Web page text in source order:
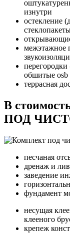
изнутри
остекление
межэтажное
перегородки
обшитые osb
террасная
В
ПОД
песчаная
дренаж и
заведение
фундамент
несущая
клееного
крепеж